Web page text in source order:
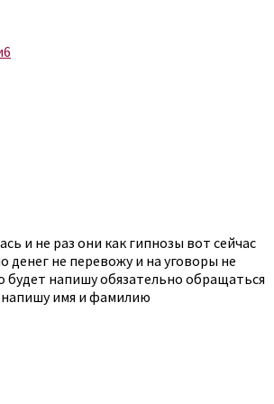
6
и не раз они как гипнозы вот сейчас
денег не перевожу и на уговоры не
будет напишу обязательно обращаться
имя и фамилию